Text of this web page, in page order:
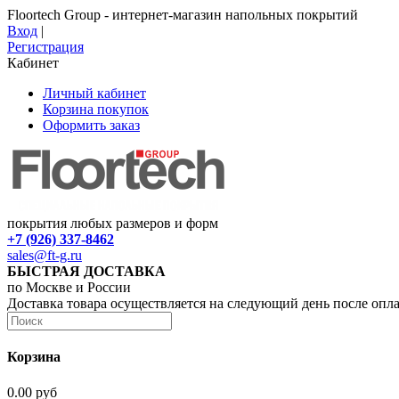
Floortech Group - интернет-магазин напольных покрытий
Вход |
Регистрация
Кабинет
Личный кабинет
Корзина покупок
Оформить заказ
покрытия любых размеров и форм
+7 (926) 337-8462
sales@ft-g.ru
БЫСТРАЯ ДОСТАВКА
по Москве и России
Доставка товара осуществляется на следующий день после
Корзина
0.00 руб